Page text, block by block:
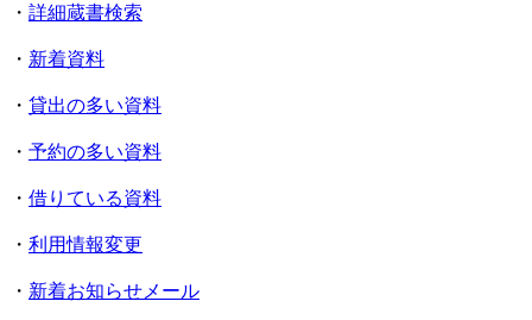
・ 詳細蔵書検索
・ 新着資料
・ 貸出の多い資料
・ 予約の多い資料
・ 借りている資料
・ 利用情報変更
・ 新着お知らせメール